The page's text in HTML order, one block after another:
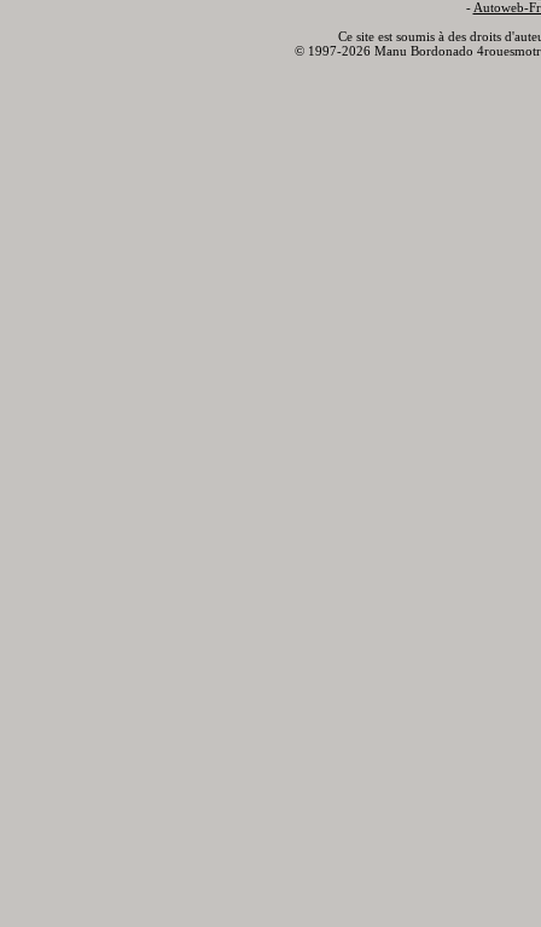
- Autoweb-
Ce site est soumis à des droits
© 1997-2026 Manu Bordonado